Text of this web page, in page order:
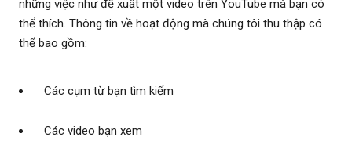
những việc như đề xuất một video trên YouTube mà bạn có
thể thích. Thông tin về hoạt động mà chúng tôi thu thập có
thể bao gồm:
Các cụm từ bạn tìm kiếm
Các video bạn xem